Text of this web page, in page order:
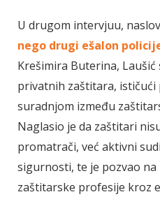
U drugom intervjuu,
nego drugi ešalon
Krešimira Buterina,
privatnih zaštitara,
suradnjom između
Naglasio je da zaštitari
promatrači, već aktivni
sigurnosti, te je pozvao na
zaštitarske profesije kroz